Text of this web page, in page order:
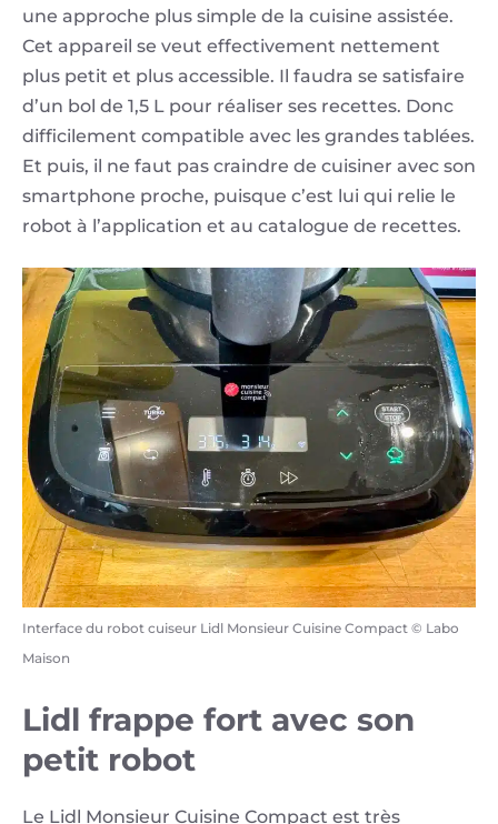
une approche plus simple de la cuisine assistée.
Cet appareil se veut effectivement nettement
plus petit et plus accessible. Il faudra se satisfaire
d’un bol de 1,5 L pour réaliser ses recettes. Donc
difficilement compatible avec les grandes tablées.
Et puis, il ne faut pas craindre de cuisiner avec son
smartphone proche, puisque c’est lui qui relie le
robot à l’application et au catalogue de recettes.
Interface du robot cuiseur Lidl Monsieur Cuisine Compact © Labo
Maison
Lidl frappe fort avec son
petit robot
Le Lidl Monsieur Cuisine Compact est très